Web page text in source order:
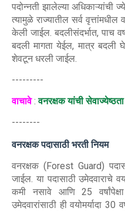
पदोन्नती झालेल्या अधिकाऱ्यांची
त्यामुळे राज्यातील सर्व
केली जाईल. बदलीसंदर्भात, पाच
बदली मागता येईल, मात्र बदली
शेवटून धरली जाईल.
---------
वाचावे:वनरक्षक यांची
--------
वनरक्षक पदासाठी भरती नियम
वनरक्षक (Forest Guard)
जाईल. या पदासाठी उमेदवाराचे
कमी नसावे आणि 25
उमेदवारांसाठी ही वयोमर्यादा 30